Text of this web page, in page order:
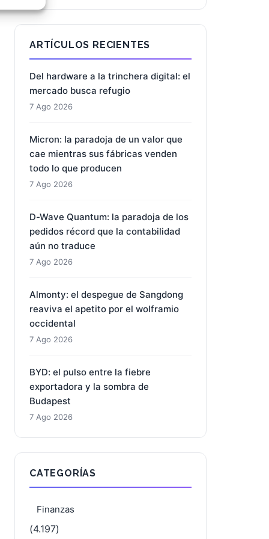
activo
ARTÍCULOS RECIENTES
Del hardware a la trinchera digital: el
mercado busca refugio
7 Ago 2026
Micron: la paradoja de un valor que
cae mientras sus fábricas venden
todo lo que producen
7 Ago 2026
D-Wave Quantum: la paradoja de los
pedidos récord que la contabilidad
aún no traduce
7 Ago 2026
Almonty: el despegue de Sangdong
reaviva el apetito por el wolframio
occidental
7 Ago 2026
BYD: el pulso entre la fiebre
exportadora y la sombra de
Budapest
7 Ago 2026
CATEGORÍAS
Finanzas
(4.197)